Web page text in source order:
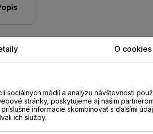
O cookies
sociálnych médií a analýzu návštevnosti
stránky, poskytujeme aj našim
informácie skombinovať s ďalšími
ich služby.